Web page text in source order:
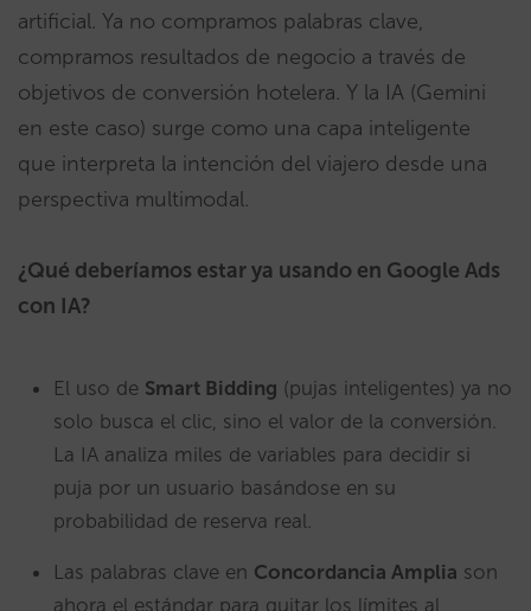
artificial. Ya no compramos palabras clave,
compramos resultados de negocio a través de
objetivos de conversión hotelera. Y la IA (Gemini
en este caso) surge como una capa inteligente
que interpreta la intención del viajero desde una
perspectiva multimodal.
¿Qué deberíamos estar ya usando en Google Ads
con IA?
El uso de Smart Bidding (pujas inteligentes) ya no
solo busca el clic, sino el valor de la conversión.
La IA analiza miles de variables para decidir si
puja por un usuario basándose en su
probabilidad de reserva real.
Las palabras clave en Concordancia Amplia son
ahora el estándar para quitar los límites al